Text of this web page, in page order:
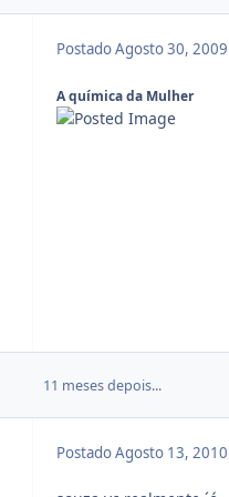
PostadoAgosto 30, 2009
A química da Mulher
11 meses depois...
PostadoAgosto 13, 2010